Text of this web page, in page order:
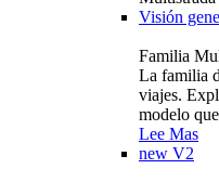
Visión
Familia
La familia
viajes.
modelo
Lee Mas
new V2